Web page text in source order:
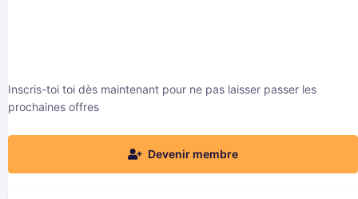
Inscris-toi toi dès maintenant pour ne pas laisser passer les
prochaines offres
Devenir membre